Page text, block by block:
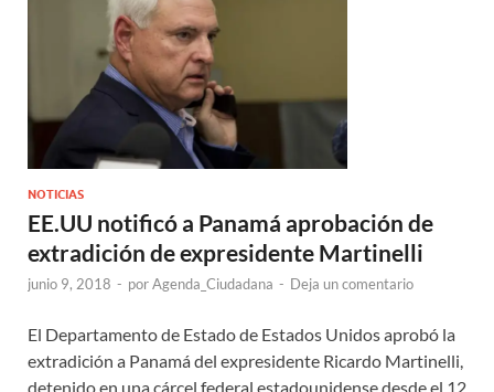
NOTICIAS
EE.UU notificó a Panamá aprobación de
extradición de expresidente Martinelli
junio 9, 2018 - porAgenda_Ciudadana - Deja un comentario
El Departamento de Estado de Estados Unidos aprobó la
extradición a Panamá del expresidente Ricardo Martinelli,
detenido en una cárcel federal estadounidense desde el 12